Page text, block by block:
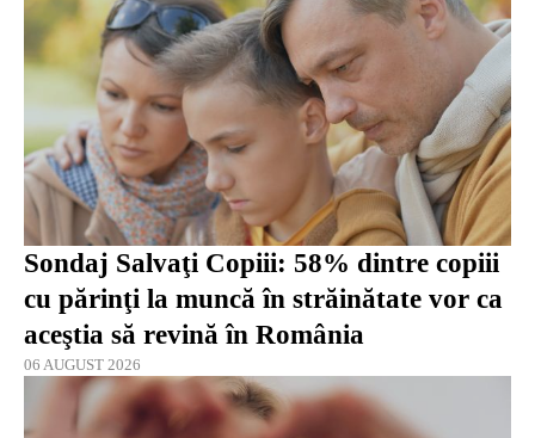
Sondaj Salvaţi Copiii: 58% dintre copiii
cu părinţi la muncă în străinătate vor ca
aceştia să revină în România
06 AUGUST 2026